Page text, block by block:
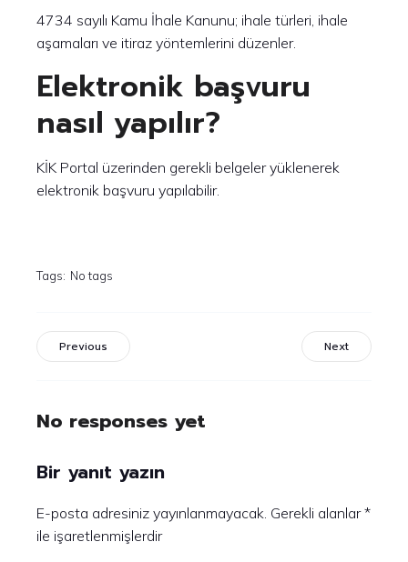
4734 sayılı Kamu İhale Kanunu; ihale türleri, ihale
aşamaları ve itiraz yöntemlerini düzenler.
Elektronik başvuru
nasıl yapılır?
KİK Portal üzerinden gerekli belgeler yüklenerek
elektronik başvuru yapılabilir.
Tags: No tags
Previous Next
No responses yet
Bir yanıt yazın
E-posta adresiniz yayınlanmayacak. Gerekli alanlar*
ile işaretlenmişlerdir